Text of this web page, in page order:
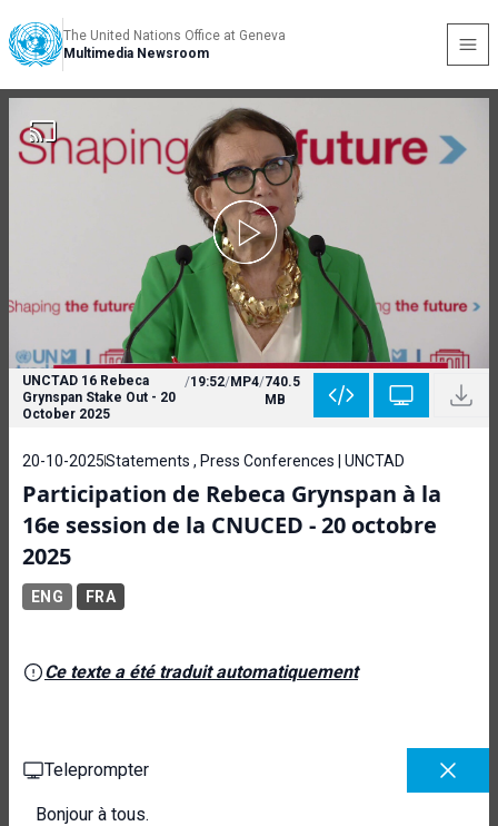
The United Nations Office at Geneva
Multimedia Newsroom
UNCTAD 16 Rebeca
Grynspan Stake Out - 20
October 2025
/19:52/MP4/740.5
MB
20-10-2025Statements , Press Conferences | UNCTAD
Participation de Rebeca Grynspan à la
16e session de la CNUCED - 20 octobre
2025
ENG FRA
Ce texte a été traduit automatiquement
Teleprompter
Bonjour à tous.